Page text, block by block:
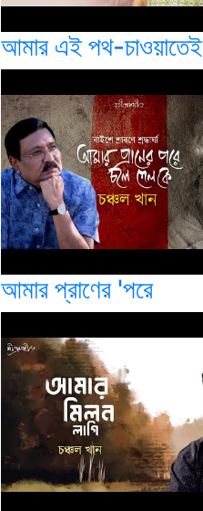
আমার এই পথ-চাওয়াতেই
আমার প্রাণের 'পরে